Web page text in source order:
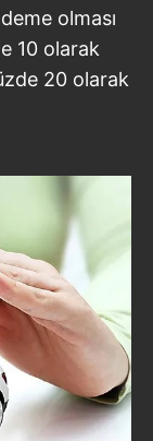
olması
10 olarak
20 olarak